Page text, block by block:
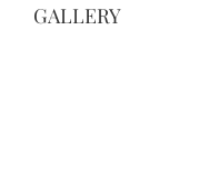
GALLERY